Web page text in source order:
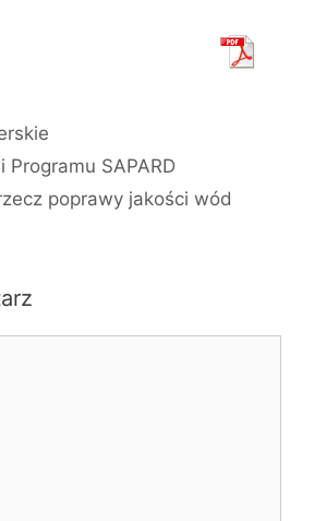
Programu SAPARD
poprawy jakości wód